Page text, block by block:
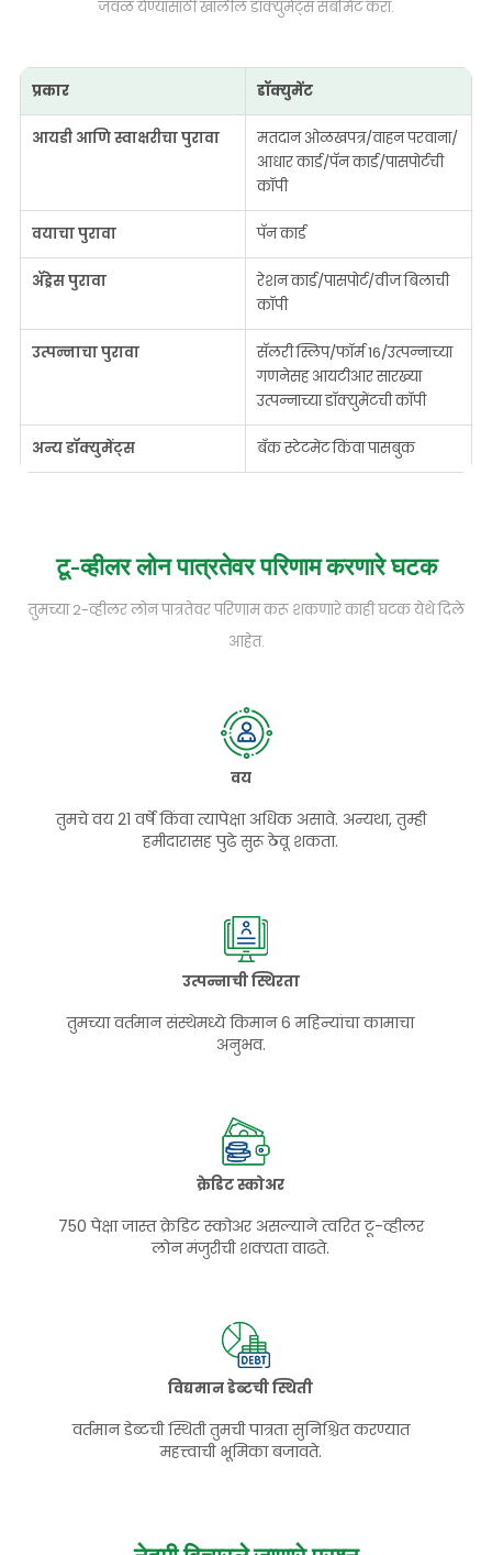
जवळ येण्यासाठी खालील डॉक्युमेंट्स सबमिट करा.
प्रकार डॉक्युमेंट
आयडी आणि स्वाक्षरीचा पुरावा
मतदान ओळखपत्र/वाहन परवाना/
आधार कार्ड/पॅन कार्ड/पासपोर्टची
कॉपी
वयाचा पुरावा पॅन कार्ड
ॲड्रेस पुरावा
रेशन कार्ड/पासपोर्ट/वीज बिलाची
कॉपी
उत्पन्नाचा पुरावा
सॅलरी स्लिप/फॉर्म 16/उत्पन्नाच्या
गणनेसह आयटीआर सारख्या
उत्पन्नाच्या डॉक्युमेंटची कॉपी
अन्य डॉक्युमेंट्स बँक स्टेटमेंट किंवा पासबुक
टू-व्हीलर लोन पात्रतेवर परिणाम करणारे घटक
तुमच्या 2-व्हीलर लोन पात्रतेवर परिणाम करू शकणारे काही घटक येथे दिले
आहेत.
वय
तुमचे वय 21 वर्षे किंवा त्यापेक्षा अधिक असावे. अन्यथा, तुम्ही
हमीदारासह पुढे सुरू ठेवू शकता.
उत्पन्नाची स्थिरता
तुमच्या वर्तमान संस्थेमध्ये किमान 6 महिन्यांचा कामाचा
अनुभव.
क्रेडिट स्कोअर
750 पेक्षा जास्त क्रेडिट स्कोअर असल्याने त्वरित टू-व्हीलर
लोन मंजुरीची शक्यता वाढते.
विद्यमान डेब्टची स्थिती
वर्तमान डेब्टची स्थिती तुमची पात्रता सुनिश्चित करण्यात
महत्त्वाची भूमिका बजावते.